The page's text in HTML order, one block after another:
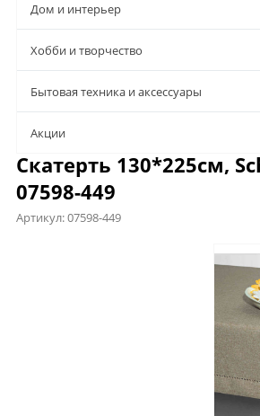
Дом и интерьер
Хобби и творчество
Бытовая техника и аксессуары
Aкции
Скатерть 130*225см,
07598-449
Артикул:07598-449